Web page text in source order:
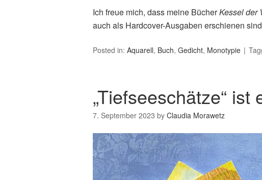
Ich freue mich, dass meine BücherKessel der
auch als Hardcover-Ausgaben erschienen
Posted in: Aquarell, Buch, Gedicht, Monotypie
„Tiefseeschätze“ ist
7. September 2023 by Claudia Morawetz